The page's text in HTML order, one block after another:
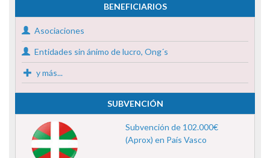
BENEFICIARIOS
Asociaciones
Entidades sin ánimo de lucro, Ong´s
y más...
SUBVENCIÓN
Subvención de 102.000€
(Aprox) en País Vasco